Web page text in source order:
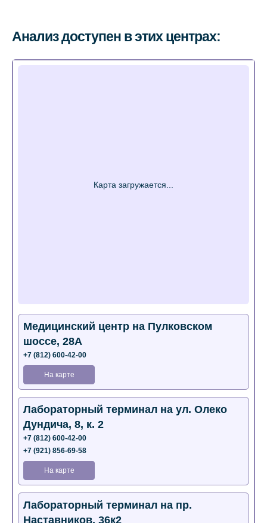
Анализ доступен в этих центрах:
Медицинский центр на Пулковском
шоссе, 28А
+7 (812) 600-42-00
На карте
Лабораторный терминал на ул. Олеко
Дундича, 8, к. 2
+7 (812) 600-42-00
+7 (921) 856-69-58
На карте
Лабораторный терминал на пр.
Наставников, 36к2